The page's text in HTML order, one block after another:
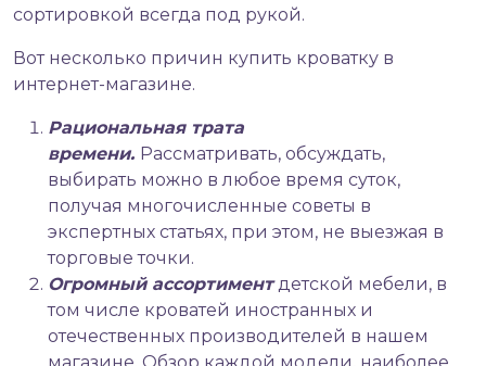
сортировкой всегда под рукой.
Вот несколько причин купить кроватку в
интернет-магазине.
Рациональная трата
времени. Рассматривать, обсуждать,
выбирать можно в любое время суток,
получая многочисленные советы в
экспертных статьях, при этом, не выезжая в
торговые точки.
Огромный ассортиментдетской мебели, в
том числе кроватей иностранных и
отечественных производителей в нашем
магазине. Обзор каждой модели, наиболее